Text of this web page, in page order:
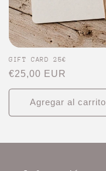
GIFT CARD 25€
Precio
habitual
€25,00 EUR
Agregar al carrito